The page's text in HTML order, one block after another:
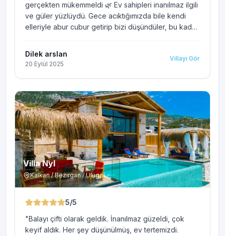
gerçekten mükemmeldi 🌿 Ev sahipleri inanılmaz ilgili
ve güler yüzlüydü. Gece acıktığımızda bile kendi
elleriyle abur cubur getirip bizi düşündüler, bu kadar
araba bulmakta zorlanmamıza rağmen bizim için
defalarca uğraşmaları, her konuda destek olmaları
Kendimizi evimizde gibi hissettik. Gönül rahatlığıyla
herkese tavsiye ederiz; misafirperverlikleri ve ilgileri
için ev sahiplerine tekrar teşekkür ederiz 💛"
Dilek arslan
20 Eylül 2025
Villayı Gör
Villa Nyl
Kalkan / Bezirgan / Ulugöl
5/5
"Balayı çifti olarak geldik. İnanılmaz güzeldi, çok
keyif aldık. Her şey düşünülmüş, ev tertemizdi.